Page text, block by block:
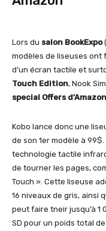
Lors du salon BookExpo
modèles de liseuses ont
d’un écran tactile et
Touch Edition, Nook
special Offers d’Amazon
Kobo lance donc une
de son 1er modèle à 99$.
technologie tactile
de tourner les pages,
Touch ». Cette liseuse
16 niveaux de gris, ainsi
peut faire tneir jusqu’à
SD pour un poids total